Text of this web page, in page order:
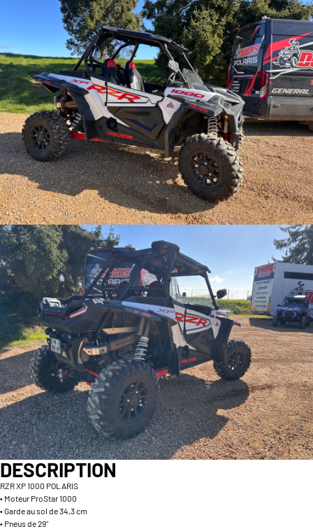
DESCRIPTION
RZR XP 1000 POLARIS
• Moteur ProStar 1000
• Garde au sol de 34,3 cm
• Pneus de 29"